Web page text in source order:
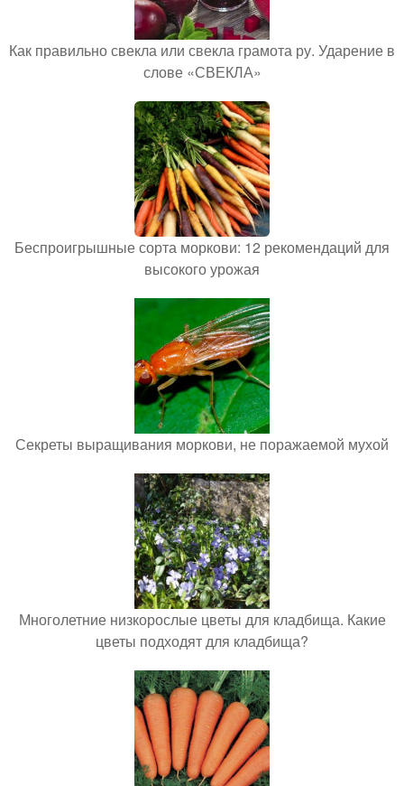
Как правильно свекла или свекла грамота ру. Ударение в
слове «СВЕКЛА»
Беспроигрышные сорта моркови: 12 рекомендаций для
высокого урожая
Секреты выращивания моркови, не поражаемой мухой
Многолетние низкорослые цветы для кладбища. Какие
цветы подходят для кладбища?